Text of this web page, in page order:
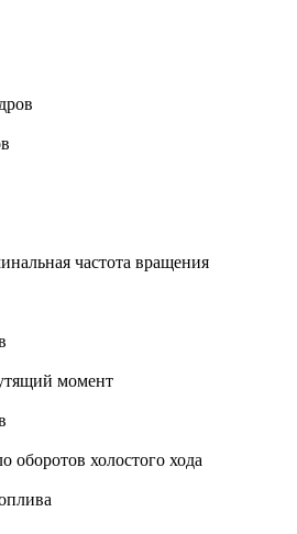
частота вращения
момент
оборотов холостого хода